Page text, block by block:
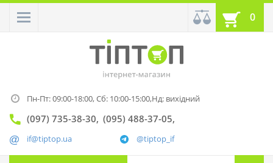
0
Пн-Пт: 09:00-18:00,Сб: 10:00-15:00,Нд: вихідний
(097) 735-38-30 (095) 488-37-05
@tiptop_if
if@tiptop.ua